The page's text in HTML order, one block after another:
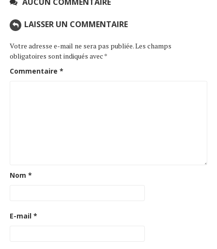
LAISSER UN COMMENTAIRE
Votre adresse e-mail ne sera pas publiée.Les champs
obligatoires sont indiqués avec *
Commentaire *
Nom *
E-mail *